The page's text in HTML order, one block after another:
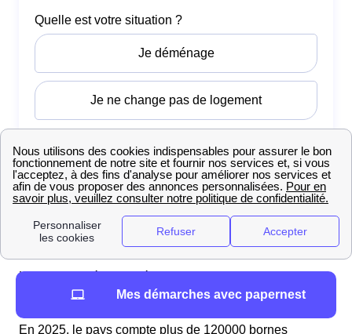
Points de recharge pour véhicules électriques en
L’essor des véhicules électriques en France se traduit
par une augmentation continue des points de recharge.
En 2025, le pays compte plus de 120000 bornes
Mes démarches avec papernest